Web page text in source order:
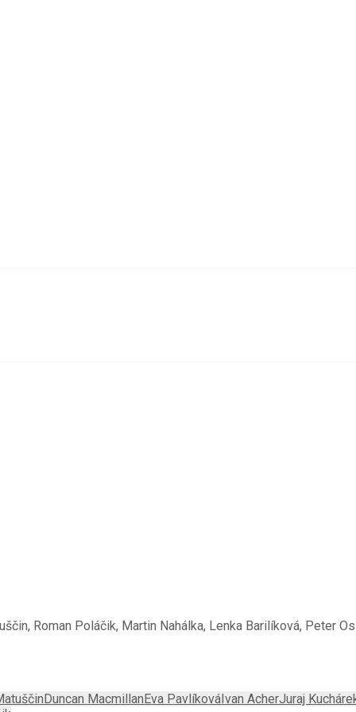
Roman Poláčik, Martin Nahálka, Lenka Barilíková, Peter
Duncan Macmillan Eva Pavlíková Ivan AcherJuraj